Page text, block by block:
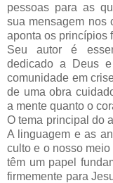
pessoas para as
sua mensagem nos
aponta os princípios
Seu autor é
dedicado a Deus
comunidade em
de uma obra
a mente quanto o
O tema principal do
A linguagem e as
culto e o nosso
têm um papel
firmemente para